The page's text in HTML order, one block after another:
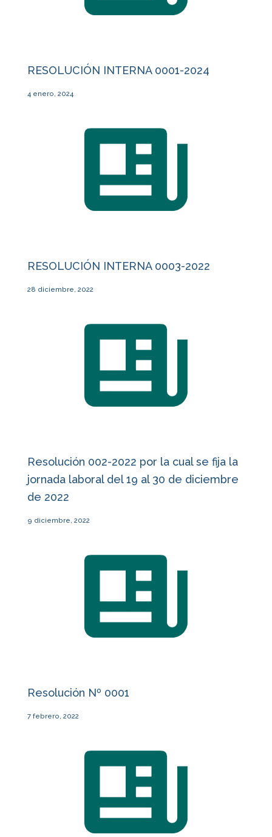
RESOLUCIÓN INTERNA 0001-2024
4 enero, 2024
RESOLUCIÓN INTERNA 0003-2022
28 diciembre, 2022
Resolución 002-2022 por la cual se fija la
jornada laboral del 19 al 30 de diciembre
de 2022
9 diciembre, 2022
Resolución Nº 0001
7 febrero, 2022